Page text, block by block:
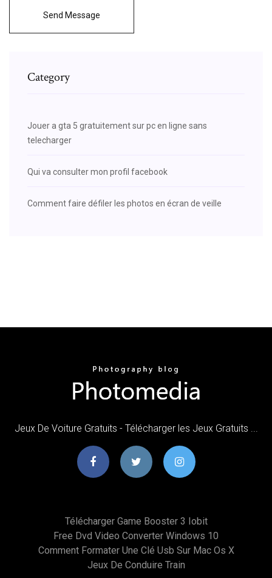
Send Message
Category
Jouer a gta 5 gratuitement sur pc en ligne sans
telecharger
Qui va consulter mon profil facebook
Comment faire défiler les photos en écran de veille
Jeux De Voiture Gratuits - Télécharger les Jeux Gratuits ...
Télécharger Game Booster 3 Iobit
Free Dvd Video Converter Windows 10
Comment Formater Une Clé Usb Sur Mac Os X
Jeux De Conduire Train